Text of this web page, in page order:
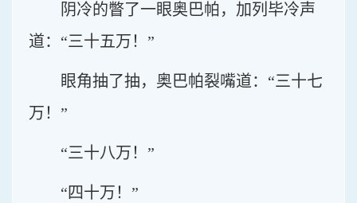
阴冷的瞥了一眼奥巴帕，加列毕冷声
道：“三十五万！”
眼角抽了抽，奥巴帕裂嘴道：“三十七
万！”
“三十八万！”
“四十万！”